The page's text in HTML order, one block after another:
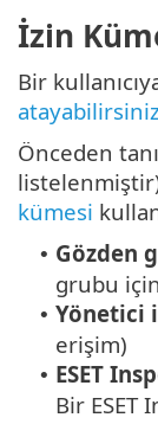
İzin
Bir
atayabilirsiniz
Önceden
kümesi
• Gözden
grubu
• Yönetici
erişim)
• ESET
Bir ESET